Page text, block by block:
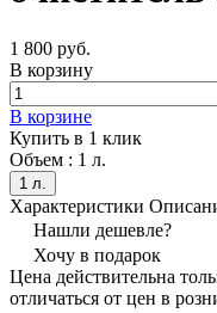
1 800 руб.
В корзину
В корзине
Купить в 1 клик
Объем : 1 л.
1 л.
Характеристики
Нашли дешевле?
Хочу в подарок
Цена действительна
отличаться от цен в